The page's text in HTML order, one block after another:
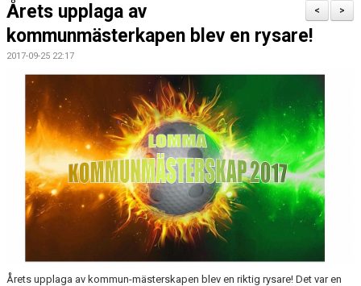
VÅRA LAG
MATCHER
SPONSORER
LOMMA FBC SHOPPEN
GDPR
>
<
Årets upplaga av
kommunmästerkapen blev en rysare!
2017-09-25 22:17
Årets upplaga av kommun-mästerskapen blev en riktig rysare! Det var en